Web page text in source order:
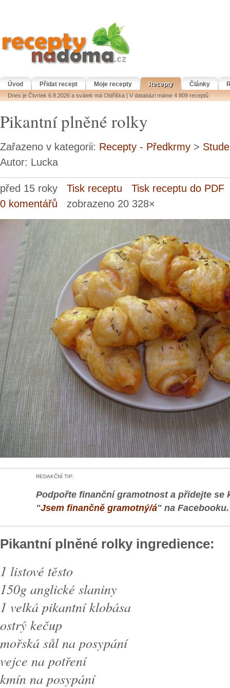
Úvod Přidat recept Moje recepty Recepty Články
Dnes je Čtvrtek 6.8.2026 a svátek má Oldřiška | V databázi máme 4 809 receptů
Pikantní plněné rolky
Zařazeno v kategorii: Recepty - Předkrmy >
Autor: Lucka
před 15 roky Tisk receptu
Tisk receptu do PDF
0 komentářů zobrazeno 20 328×
REDAKČNÍ TIP:
Podpořte finanční gramotnost a přidejte se
"Jsem finančně gramotný/á" na Facebooku.
Pikantní plněné rolky ingredience:
1 listové těsto
150g anglické slaniny
1 velká pikantní klobása
ostrý kečup
mořská sůl na posypání
vejce na potření
kmín na posypání